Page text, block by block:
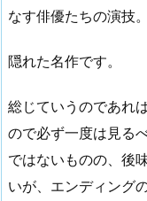
なす俳優たちの演技。
隠れた名作です。
総じていうのであれ
ので必ず一度は見る
ではないものの、後
いが、エンディング